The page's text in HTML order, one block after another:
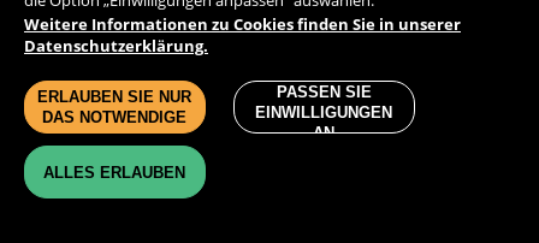
PRODUKTE
KONTAKT
DATENSCHUTZ-BESTIMMUNGEN
LIEFERZEIT UND VERSANDKOSTEN
Weitere Informationen zu Cookies finden Sie in unserer
Datenschutzerklärung.
ERLAUBEN SIE NUR
DAS NOTWENDIGE
PASSEN SIE
EINWILLIGUNGEN
AN
ALLES ERLAUBEN